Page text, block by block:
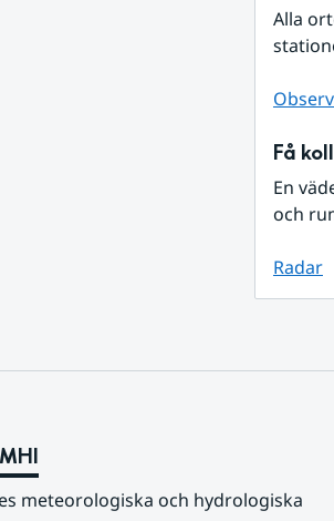
Alla
Få
En
och
Radar
meteorologiska och hydrologiska